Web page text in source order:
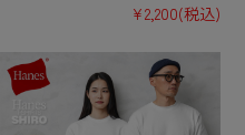
¥2,200(税込)